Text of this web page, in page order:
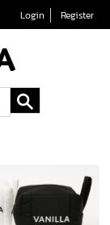
Login Register